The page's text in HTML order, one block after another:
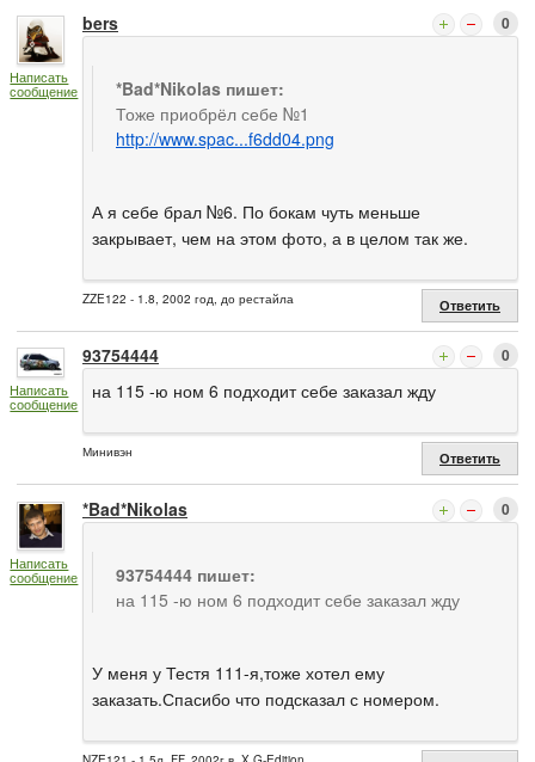
Написать
сообщение
bers 0
*Bad*Nikolas пишет:
Тоже приобрёл себе №1
http://www.spac...f6dd04.png
А я себе брал №6. По бокам чуть меньше
закрывает, чем на этом фото, а в целом так же.
ZZE122 - 1.8, 2002 год, до рестайла Ответить
Написать
сообщение
93754444 0
на 115 -ю ном 6 подходит себе заказал жду
Минивэн Ответить
Написать
сообщение
*Bad*Nikolas 0
93754444 пишет:
на 115 -ю ном 6 подходит себе заказал жду
У меня у Тестя 111-я,тоже хотел ему
заказать.Спасибо что подсказал с номером.